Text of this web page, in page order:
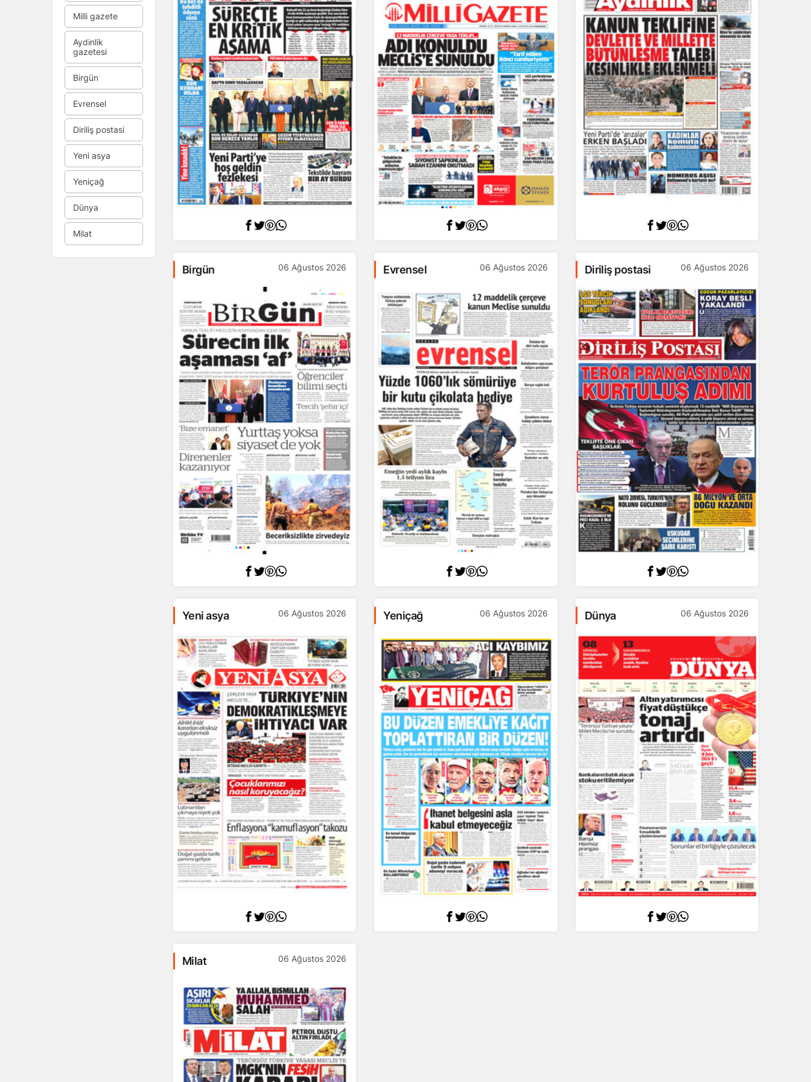
Milli gazete
Aydinlik
gazetesi
Birgün
Evrensel
Diriliş postasi
Yeni asya
Yeniçağ
Dünya
Milat
Birgün 06 Ağustos 2026 Evrensel 06 Ağustos 2026 Diriliş postasi 06 Ağustos 2026
Yeni asya 06 Ağustos 2026 Yeniçağ 06 Ağustos 2026 Dünya 06 Ağustos 2026
Milat 06 Ağustos 2026